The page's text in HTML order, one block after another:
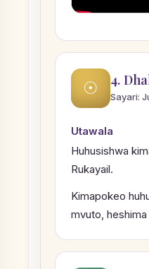
☉ 4.
Sayari:
Utawala
Huhusishwa
Rukayail.
Kimapokeo
mvuto,